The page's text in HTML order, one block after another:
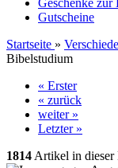
Geschenke zur
Gutscheine
Startseite »
Bibelstudium
« Erster
« zurück
weiter »
Letzter »
1814 Artikel in dieser